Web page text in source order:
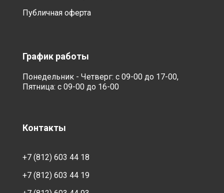
Публичная оферта
График работы
Понедельник - Четверг: с 09-00 до 17-00,
Пятница: с 09-00 до 16-00
Контакты
+7 (812) 603 44 18
+7 (812) 603 44 19